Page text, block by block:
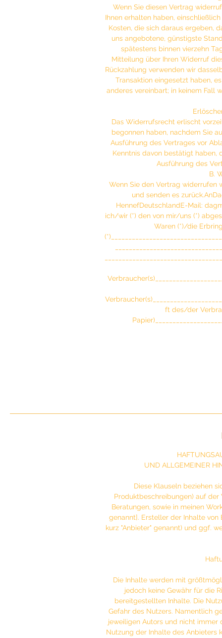
Wenn Sie diesen Vertrag
Ihnen erhalten haben,
Kosten, die sich daraus ergeben,
uns angebotene, günstigste
spätestens binnen vierzehn
Mitteilung über Ihren Widerruf
Rückzahlung verwenden wir
Transaktion eingesetzt haben,
anderes vereinbart; in keinem Fall
Das Widerrufsrecht erlischt
begonnen haben, nachdem Sie
Ausführung des Vertrages vor
Kenntnis davon bestätigt haben,
Ausführung des
B.
Wenn Sie den Vertrag widerrufen
und senden es
HennefDeutschlandE-Mail:
ich/wir (*) den von mir/uns (*)
Waren (*)/die
ft des/der
UND ALLGEMEINER
Diese Klauseln beziehen
Produktbeschreibungen) auf
Beratungen, sowie in meinen
genannt]. Ersteller der Inhalte
kurz "Anbieter" genannt) und ggf.
Die Inhalte werden mit
jedoch keine Gewähr für die
bereitgestellten Inhalte. Die
Gefahr des Nutzers. Namentlich
jeweiligen Autors und nicht immer
Nutzung der Inhalte des Anbieters